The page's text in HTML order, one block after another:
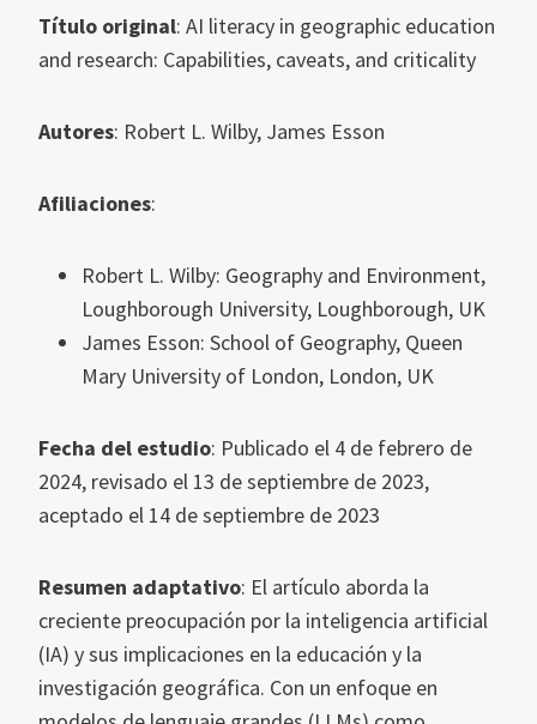
Título original: AI literacy in geographic education
and research: Capabilities, caveats, and criticality
Autores: Robert L. Wilby, James Esson
Afiliaciones:
Robert L. Wilby: Geography and Environment,
Loughborough University, Loughborough, UK
James Esson: School of Geography, Queen
Mary University of London, London, UK
Fecha del estudio: Publicado el 4 de febrero de
2024, revisado el 13 de septiembre de 2023,
aceptado el 14 de septiembre de 2023
Resumen adaptativo: El artículo aborda la
creciente preocupación por la inteligencia artificial
(IA) y sus implicaciones en la educación y la
investigación geográfica. Con un enfoque en